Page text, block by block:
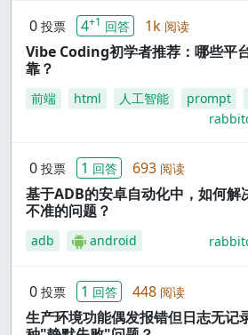
0 投票 4+1 回答 1k 阅读
Vibe Coding初学者推荐：哪些平
靠？
前端 html 人工智能 prompt
0 投票 1 回答 693 阅读
基于ADB的安卓自动化中，如何解
不准的问题？
adb android
0 投票 1 回答 448 阅读
生产环境功能偶发报错但日志无记